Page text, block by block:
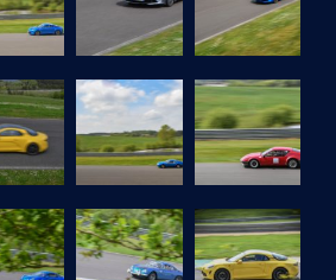
O
N